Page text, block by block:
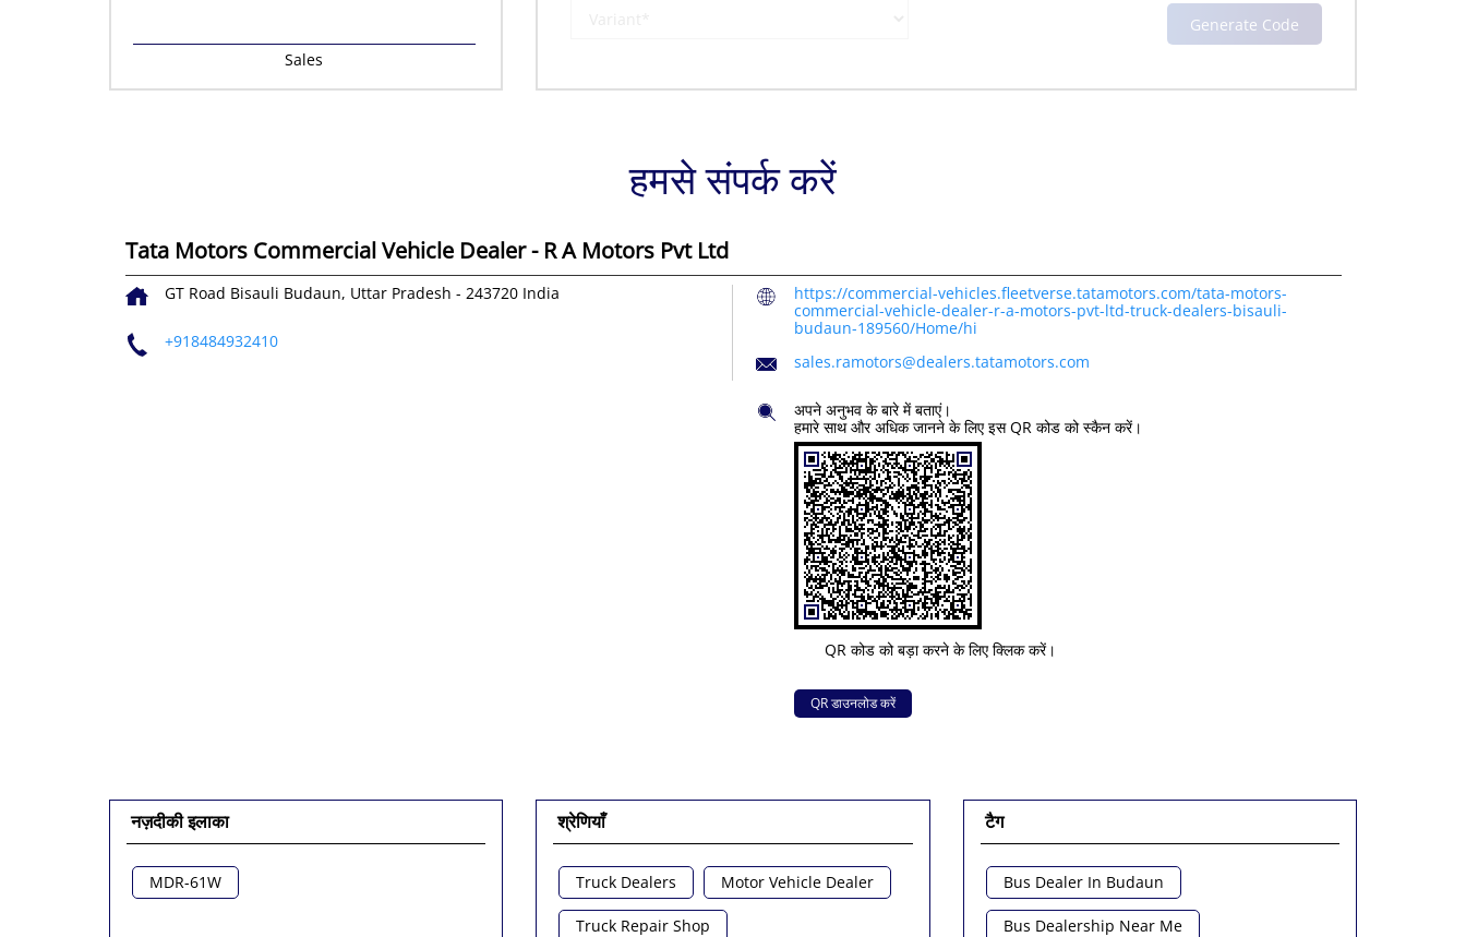
Sales
हमसे संपर्क करें
Tata Motors Commercial Vehicle Dealer - R A Motors Pvt Ltd
GT Road Bisauli Budaun, Uttar Pradesh - 243720 India
+918484932410
https://commercial-vehicles.fleetverse.tatamotors.com/tata-motors-
commercial-vehicle-dealer-r-a-motors-pvt-ltd-truck-dealers-bisauli-
budaun-189560/Home/hi
sales.ramotors@dealers.tatamotors.com
QR कोड को बड़ा करने के लिए क्लिक करें।
अपने अनुभव के बारे में बताएं।
हमारे साथ और अधिक जानने के लिए इस QR कोड को स्कैन करें।
QR डाउनलोड करें
नज़दीकी इलाका
MDR-61W
श्रेणियाँ
Truck Dealers Motor Vehicle Dealer
Truck Repair Shop
टैग
Bus Dealer In Budaun
Bus Dealership Near Me